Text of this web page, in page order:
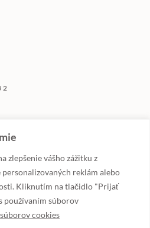
zlepšenie vášho zážitku z
reklám alebo
Kliknutím na tlačidlo "Prijať
používaním súborov
cookies